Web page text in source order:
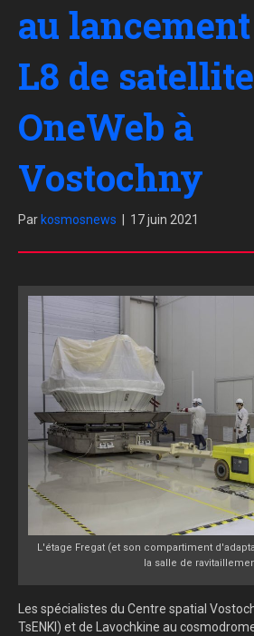
au
L8 de
OneWeb à
Vostochny
Par kosmosnews 17 juin 2021
L'étage Fregat (et son compartiment
la salle de
Les spécialistes du Centre spatial
TsENKI) et de Lavochkine au